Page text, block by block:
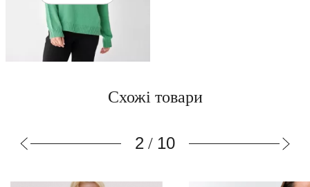
Схожі товари
2 / 10